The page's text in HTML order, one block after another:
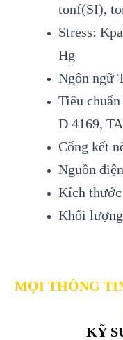
tonf(SI),
Stress:
Hg
Ngôn ngữ
Tiêu
D 4169,
Cổng kết
Nguồn
Kích
Khối
MỌI THÔNG
KỸ